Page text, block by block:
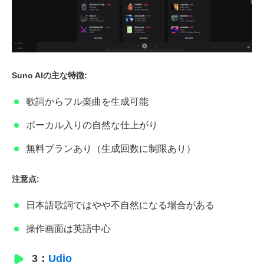
Suno AIの主な特徴:
歌詞からフル楽曲を生成可能
ボーカル入りの自然な仕上がり
無料プランあり（生成回数に制限あり）
注意点:
日本語歌詞ではやや不自然になる場合がある
操作画面は英語中心
3： Udio